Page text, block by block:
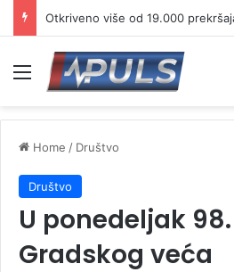
Menu
Home / Društvo
Društvo
U ponedeljak
Gradskog veća